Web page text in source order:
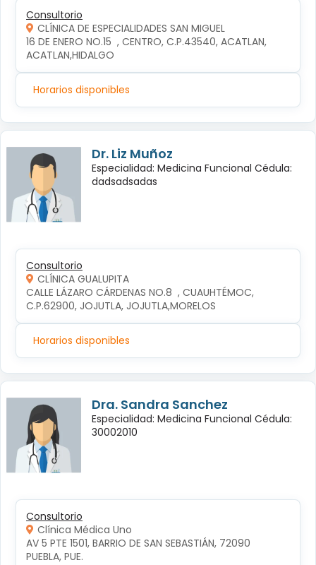
Consultorio
CLÍNICA DE ESPECIALIDADES SAN MIGUEL
16 DE ENERO NO.15  , CENTRO, C.P.43540, ACATLAN,
ACATLAN,HIDALGO
Horarios disponibles
Dr. Liz Muñoz
Especialidad: Medicina Funcional Cédula:
dadsadsadas
Consultorio
CLÍNICA GUALUPITA
CALLE LÁZARO CÁRDENAS NO.8  , CUAUHTÉMOC,
C.P.62900, JOJUTLA, JOJUTLA,MORELOS
Horarios disponibles
Dra. Sandra Sanchez
Especialidad: Medicina Funcional Cédula:
30002010
Consultorio
Clínica Médica Uno
AV 5 PTE 1501, BARRIO DE SAN SEBASTIÁN, 72090
PUEBLA, PUE.